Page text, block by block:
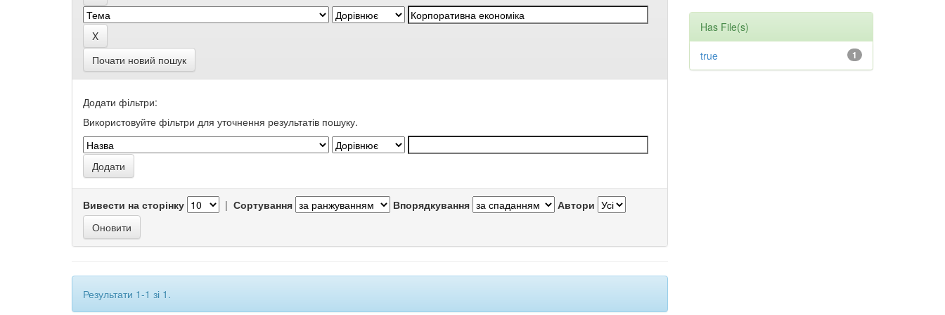
Почати новий пошук
Додати фільтри:
Використовуйте фільтри для уточнення результатів пошуку.
Вивести на сторінку | Сортування Впорядкування Автори
Результати 1-1 зі 1.
Has File(s)
1
true